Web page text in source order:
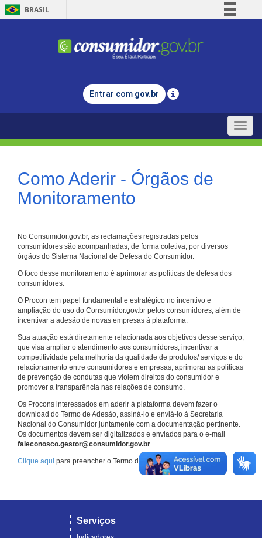
BRASIL
Comunica BR
Legislação
Entrar com gov.br
Toggle
Como Aderir - Órgãos de
Monitoramento
No Consumidor.gov.br, as reclamações registradas pelos
consumidores são acompanhadas, de forma coletiva, por diversos
órgãos do Sistema Nacional de Defesa do Consumidor.
O foco desse monitoramento é aprimorar as políticas de defesa dos
consumidores.
O Procon tem papel fundamental e estratégico no incentivo e
ampliação do uso do Consumidor.gov.br pelos consumidores, além de
incentivar a adesão de novas empresas à plataforma.
Sua atuação está diretamente relacionada aos objetivos desse serviço,
que visa ampliar o atendimento aos consumidores, incentivar a
competitividade pela melhoria da qualidade de produtos/ serviços e do
relacionamento entre consumidores e empresas, aprimorar as políticas
de prevenção de condutas que violem direitos do consumidor e
promover a transparência nas relações de consumo.
Os Procons interessados em aderir à plataforma devem fazer o
download do Termo de Adesão, assiná-lo e enviá-lo à Secretaria
Nacional do Consumidor juntamente com a documentação pertinente.
Os documentos devem ser digitalizados e enviados para o e-mail
faleconosco.gestor@consumidor.gov.br.
Clique aqui para preencher o Termo de Adesão.
Serviços